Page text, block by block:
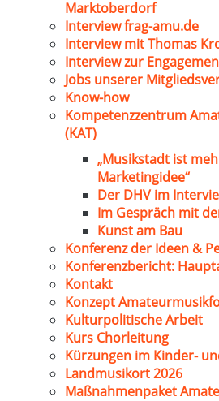
Marktoberdorf
Interview frag-amu.de
Interview mit Thomas
Interview zur
Jobs unserer
Know-how
Kompetenzzentrum
(KAT)
„Musikstadt ist
Marketingidee“
Der DHV im
Im Gespräch mit
Kunst am Bau
Konferenz der Ideen &
Konferenzbericht:
Kontakt
Konzept
Kulturpolitische Arbeit
Kurs Chorleitung
Kürzungen im Kinder-
Landmusikort 2026
Maßnahmenpaket